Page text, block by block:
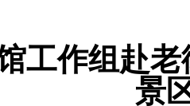
工作组赴
景